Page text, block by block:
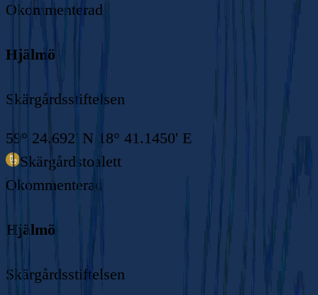
Okommenterad
Hjälmö
Skärgårdsstiftelsen
59° 24.692' N 18° 41.1450' E
Skärgårdstoalett
Okommenterad
Hjälmö
Skärgårdsstiftelsen